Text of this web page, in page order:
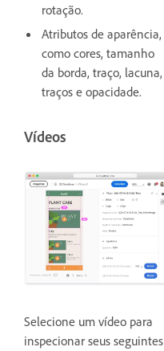
rotação.
Atributos de aparência,
como cores, tamanho
da borda, traço, lacuna,
traços e opacidade.
Vídeos
Selecione um vídeo para
inspecionar seus seguintes